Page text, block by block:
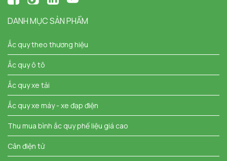
DANH MỤC SẢN PHẨM
Ắc quy theo thương hiệu
Ắc quy ô tô
Ắc quy xe tải
Ắc quy xe máy - xe đạp điện
Thu mua bình ắc quy phế liệu giá cao
Cân điện tử